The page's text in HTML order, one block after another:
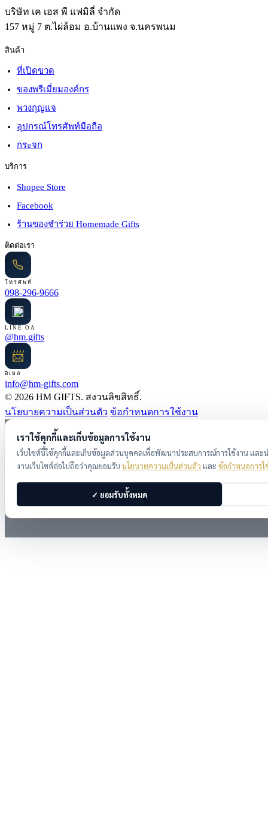
บริษัท เค เอส พี แฟมิลี่ จำกัด
157 หมู่ 7 ต.ไผ่ล้อม อ.บ้านแพง จ.นครพนม
สินค้า
ที่เปิดขวด
ของพรีเมี่ยมองค์กร
พวงกุญแจ
อุปกรณ์โทรศัพท์มือถือ
กระจก
บริการ
Shopee Store
Facebook
ร้านของชำร่วย Homemade Gifts
ติดต่อเรา
โทรศัพท์
098-296-9666
LINE OA
@hm.gifts
📨
อีเมล
info@hm-gifts.com
© 2026 HM GIFTS. สงวนลิขสิทธิ์.
นโยบายความเป็นส่วนตัว ข้อกำหนดการใช้งาน
เราใช้คุกกี้และเก็บข้อมูลการใช้งาน
เว็บไซต์นี้ใช้คุกกี้และเก็บข้อมูลส่วนบุคคลเพื่อพัฒนาประสบการณ์การใช้งาน และ
งานเว็บไซต์ต่อไปถือว่าคุณยอมรับ นโยบายความเป็นส่วนตัว และ ข้อกำหนดการใ
✓ ยอมรับทั้งหมด